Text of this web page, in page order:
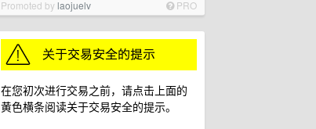
Promoted bylaojuelv PRO
在您初次进行交易之前，请点击上面的
黄色横条阅读关于交易安全的提示。